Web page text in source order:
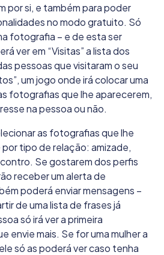
por si, e também para poder
no modo gratuito. Só
fotografia – e de esta ser
ver em “Visitas” a lista dos
pessoas que visitaram o seu
um jogo onde irá colocar uma
fotografias que lhe aparecerem,
na pessoa ou não.
as fotografias que lhe
tipo de relação: amizade,
Se gostarem dos perfis
receber um alerta de
poderá enviar mensagens –
de uma lista de frases já
só irá ver a primeira
envie mais. Se for uma mulher a
só as poderá ver caso tenha